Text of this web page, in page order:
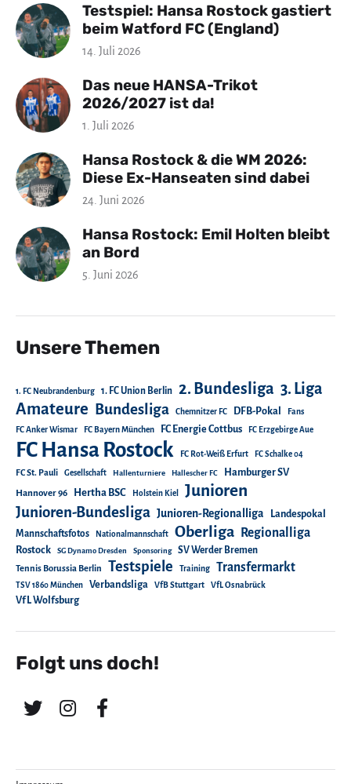
Testspiel: Hansa Rostock gastiert
beim Watford FC (England)
14. Juli 2026
Das neue HANSA-Trikot
2026/2027 ist da!
1. Juli 2026
Hansa Rostock & die WM 2026:
Diese Ex-Hanseaten sind dabei
24. Juni 2026
Hansa Rostock: Emil Holten bleibt
an Bord
5. Juni 2026
Unsere Themen
1. FC Neubrandenburg 1. FC Union Berlin 2. Bundesliga 3. Liga
Amateure Bundesliga Chemnitzer FC DFB-Pokal Fans
FC Anker Wismar FC Bayern München FC Energie Cottbus FC Erzgebirge Aue
FC Hansa Rostock FC Rot-Weiß Erfurt FC Schalke 04
FC St. Pauli Gesellschaft Hallenturniere Hallescher FC Hamburger SV
Hannover 96 Hertha BSC Holstein Kiel Junioren
Junioren-Bundesliga Junioren-Regionalliga
Landespokal
Mannschaftsfotos
Nationalmannschaft Oberliga Regionalliga
Rostock SG Dynamo Dresden Sponsoring SV Werder Bremen
Tennis Borussia Berlin Testspiele Training Transfermarkt
TSV 1860 München Verbandsliga VfB Stuttgart VfL Osnabrück
VfL Wolfsburg
Folgt uns doch!